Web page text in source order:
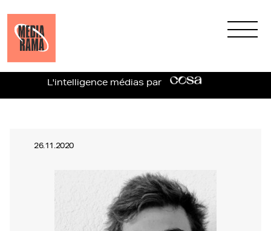
L'intelligence médias par
26.11.2020